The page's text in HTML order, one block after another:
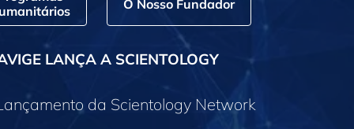
O Nosso Fundador
LANÇA A SCIENTOLOGY
da Scientology Network